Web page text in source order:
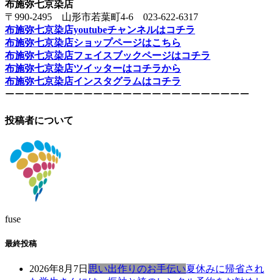
布施弥七京染店
〒990-2495 山形市若葉町4-6 023-622-6317
布施弥七京染店youtubeチャンネルはコチラ
布施弥七京染店ショップページはこちら
布施弥七京染店フェイスブックページはコチラ
布施弥七京染店ツイッターはコチラから
布施弥七京染店インスタグラムはコチラ
ーーーーーーーーーーーーーーーーーーーーーーーーー
投稿者について
fuse
最終投稿
2026年8月7日 思い出作りのお手伝い夏休みに帰省され